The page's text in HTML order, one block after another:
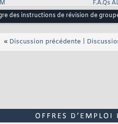
F.A.Qs
des instructions de révision de
« Discussion précédente